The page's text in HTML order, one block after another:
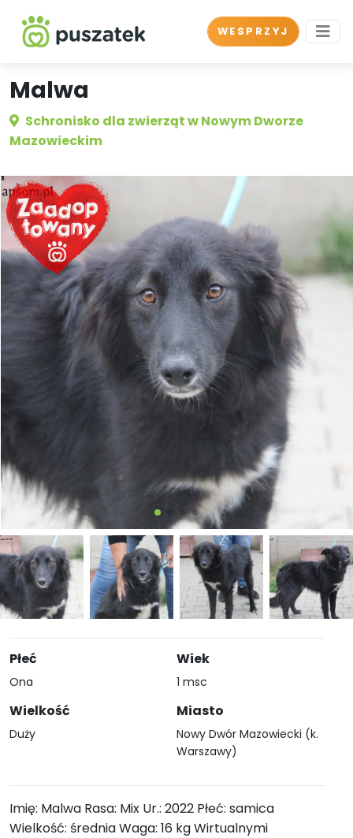
WESPRZYJ
Malwa
Schronisko dla zwierząt w Nowym Dworze
Mazowieckim
Płeć
Ona
Wielkość
Duży
Wiek
1 msc
Miasto
Nowy Dwór Mazowiecki (k.
Warszawy)
Imię: Malwa Rasa: Mix Ur.: 2022 Płeć: samica
Wielkość: średnia Waga: 16 kg Wirtualnymi